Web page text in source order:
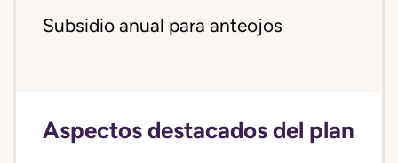
Subsidio anual para anteojos
Aspectos destacados del plan